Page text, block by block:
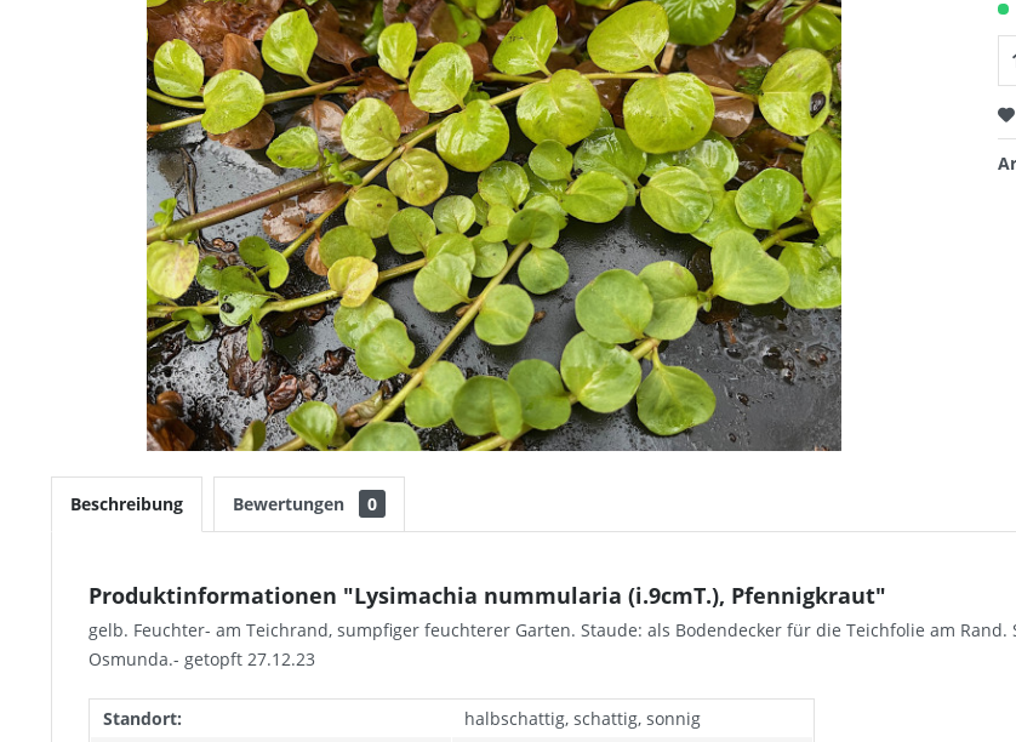
Beschreibung Bewertungen 0
Produktinformationen "Lysimachia nummularia (i.9cmT.), Pfennigkraut"
gelb. Feuchter- am Teichrand, sumpfiger feuchterer Garten. Staude: als Bodendecker für die Teichfolie am
Osmunda.- getopft 27.12.23
Standort:
halbschattig, schattig, sonnig